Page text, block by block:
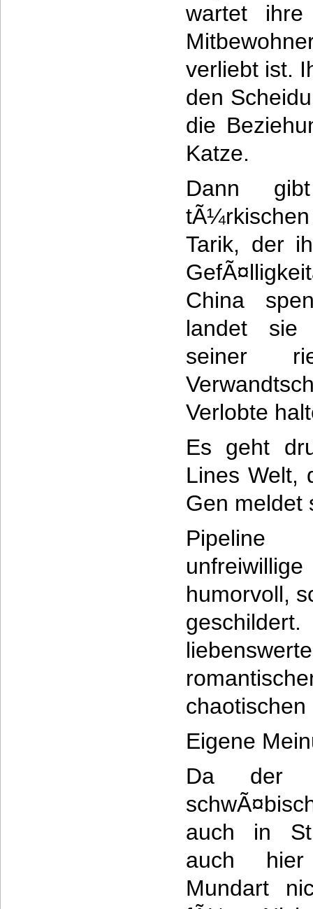
wartet
verliebt ist.
den
die
Katze.
Dann
Tarik, der
China
landet sie
seiner
Verlobte
Es geht
Lines Welt,
Gen meldet
Pipeline
humorvoll,
chaotischen
Eigene
Da der
auch in
auch hier
Mundart